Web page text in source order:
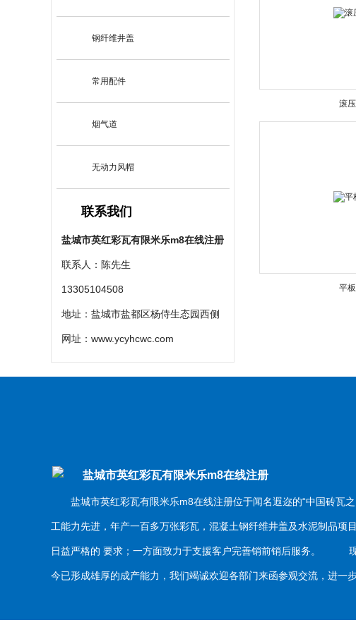
钢纤维井盖
常用配件
烟气道
无动力风帽
联系我们
盐城市英红彩瓦有限米乐m8在线注册
联系人：陈先生
13305104508
地址：盐城市盐都区杨侍生态园西侧
网址： www.ycyhcwc.com
滚
平
盐城市英红彩瓦有限米乐m8在线注册
盐城市英红彩瓦有限米乐m8在线注册位于闻名遐迩的“中国砖瓦之
工能力先进，年产一百多万张彩瓦，混凝土钢纤维井盖及水泥制品
日益严格的 要求；一方面致力于支援客户完善销前销后服务。 现
今已形成雄厚的成产能力，我们竭诚欢迎各部门来函参观交流，进